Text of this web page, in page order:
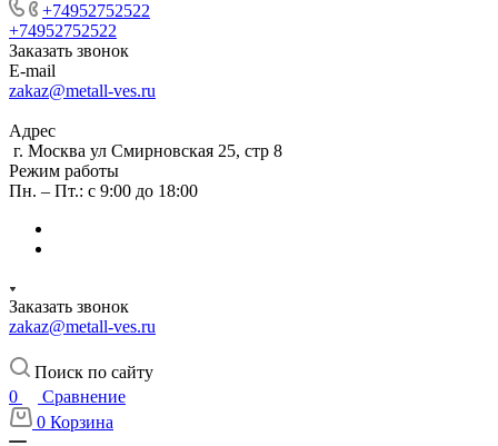
+74952752522
+74952752522
Заказать звонок
E-mail
zakaz@metall-ves.ru
Адрес
г. Москва ул Смирновская 25, стр 8
Режим работы
Пн. – Пт.: с 9:00 до 18:00
Заказать звонок
zakaz@metall-ves.ru
Поиск по сайту
0
Сравнение
0 Корзина